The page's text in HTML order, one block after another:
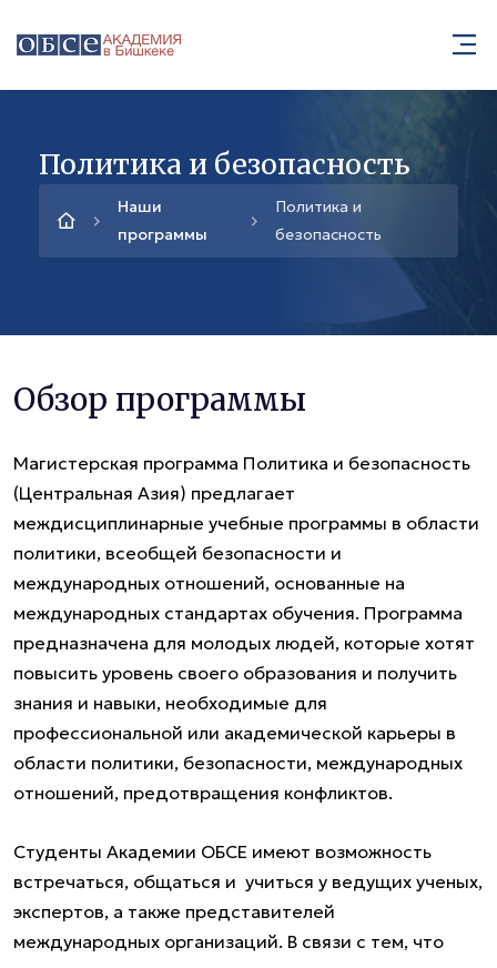
Политика и безопасность
Наши
программы
Политика и
безопасность
Обзор программы
Магистерская программа Политика и безопасность
(Центральная Азия) предлагает
междисциплинарные учебные программы в области
политики, всеобщей безопасности и
международных отношений, основанные на
международных стандартах обучения. Программа
предназначена для молодых людей, которые хотят
повысить уровень своего образования и получить
знания и навыки, необходимые для
профессиональной или академической карьеры в
области политики, безопасности, международных
отношений, предотвращения конфликтов.
Студенты Академии ОБСЕ имеют возможность
встречаться, общаться и учиться у ведущих ученых,
экспертов, а также представителей
международных организаций. В связи с тем, что